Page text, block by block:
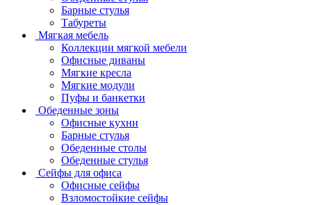
Барные стулья
Табуреты
Мягкая мебель
Коллекции мягкой мебели
Офисные диваны
Мягкие кресла
Мягкие модули
Пуфы и банкетки
Обеденные зоны
Офисные кухни
Барные стулья
Обеденные столы
Обеденные стулья
Сейфы для офиса
Офисные сейфы
Взломостойкие сейфы